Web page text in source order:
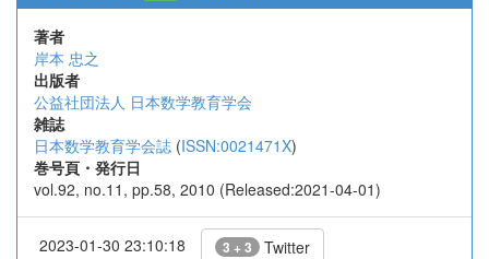
著者
岸本 忠之
出版者
公益社団法人 日本数学教育学会
雑誌
日本数学教育学会誌 (ISSN:0021471X)
巻号頁・発行日
vol.92, no.11, pp.58, 2010 (Released:2021-04-01)
2023-01-30 23:10:18 3 + 3 Twitter